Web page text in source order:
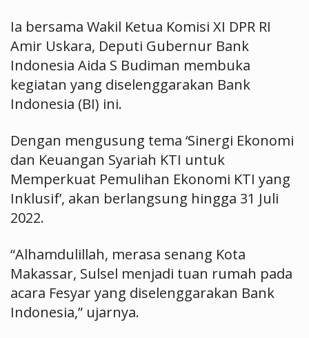
Ia bersama Wakil Ketua Komisi XI DPR RI
Amir Uskara, Deputi Gubernur Bank
Indonesia Aida S Budiman membuka
kegiatan yang diselenggarakan Bank
Indonesia (BI) ini.
Dengan mengusung tema ‘Sinergi Ekonomi
dan Keuangan Syariah KTI untuk
Memperkuat Pemulihan Ekonomi KTI yang
Inklusif’, akan berlangsung hingga 31 Juli
2022.
“Alhamdulillah, merasa senang Kota
Makassar, Sulsel menjadi tuan rumah pada
acara Fesyar yang diselenggarakan Bank
Indonesia,” ujarnya.